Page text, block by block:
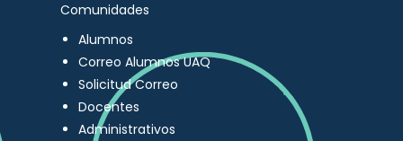
Comunidades
Alumnos
Correo Alumnos UAQ
Solicitud Correo
Docentes
Administrativos